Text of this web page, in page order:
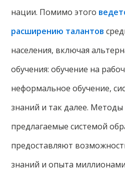
нации. Помимо этого
расширению талантов
населения, включая
обучения: обучение на
неформальное обучение,
знаний и так далее. Методы
предлагаемые системой
предоставляют
знаний и опыта